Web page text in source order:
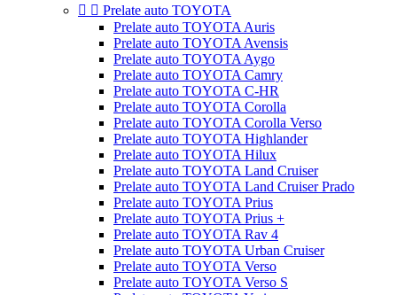
  Prelate auto TOYOTA
Prelate auto TOYOTA Auris
Prelate auto TOYOTA Avensis
Prelate auto TOYOTA Aygo
Prelate auto TOYOTA Camry
Prelate auto TOYOTA C-HR
Prelate auto TOYOTA Corolla
Prelate auto TOYOTA Corolla Verso
Prelate auto TOYOTA Highlander
Prelate auto TOYOTA Hilux
Prelate auto TOYOTA Land Cruiser
Prelate auto TOYOTA Land Cruiser Prado
Prelate auto TOYOTA Prius
Prelate auto TOYOTA Prius +
Prelate auto TOYOTA Rav 4
Prelate auto TOYOTA Urban Cruiser
Prelate auto TOYOTA Verso
Prelate auto TOYOTA Verso S